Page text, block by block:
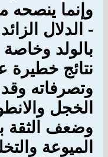
وإنما ينصحه
- ا لدلال
بالولد
نتائج خطيرة
وتصرفاته
الخجل
وضعف الثقة
الميوعة